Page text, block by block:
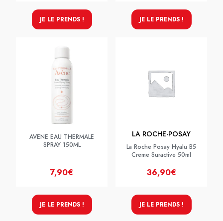
JE LE PRENDS ! JE LE PRENDS !
AVENE EAU THERMALE
SPRAY 150ML
7,90€
JE LE PRENDS !
LA ROCHE-POSAY
La Roche Posay Hyalu B5
Creme Suractive 50ml
36,90€
JE LE PRENDS !